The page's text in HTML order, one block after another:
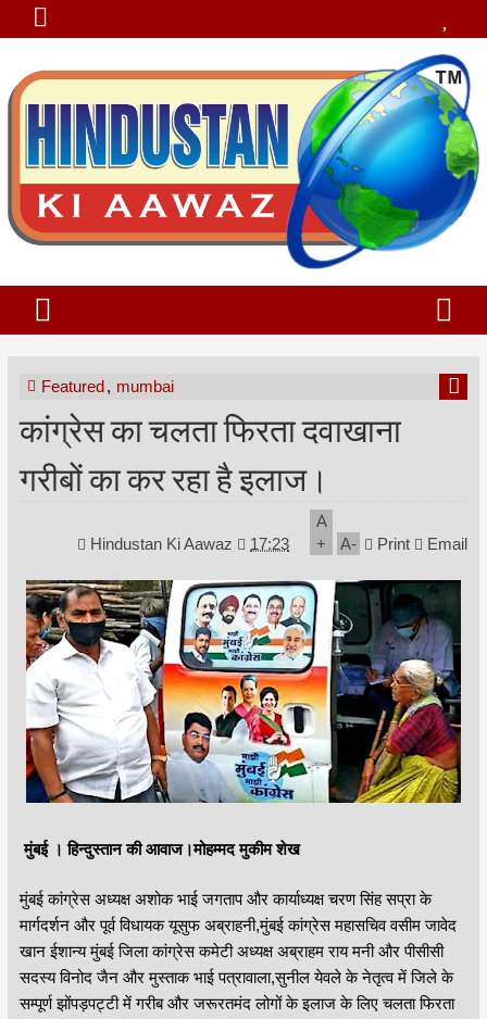
Featured, mumbai
कांग्रेस का चलता फिरता दवाखाना
गरीबों का कर रहा है इलाज।
Hindustan Ki Aawaz 17:23
A
+
A- Print Email
मुंबई । हिन्दुस्तान की आवाज।मोहम्मद मुकीम शेख
मुंबई कांग्रेस अध्यक्ष अशोक भाई जगताप और कार्याध्यक्ष चरण सिंह सप्रा के
मार्गदर्शन और पूर्व विधायक यूसुफ अब्राहनी,मुंबई कांग्रेस महासचिव वसीम जावेद
खान ईशान्य मुंबई जिला कांग्रेस कमेटी अध्यक्ष अब्राहम राय मनी और पीसीसी
सदस्य विनोद जैन और मुस्ताक भाई पत्रावाला,सुनील येवले के नेतृत्व में जिले के
सम्पूर्ण झोंपड़पट्टी में गरीब और जरूरतमंद लोगों के इलाज के लिए चलता फिरता